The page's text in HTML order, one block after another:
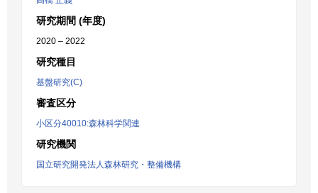
研究期間 (年度)
2020 – 2022
研究種目
基盤研究(C)
審査区分
小区分40010:森林科学関連
研究機関
国立研究開発法人森林研究・整備機構